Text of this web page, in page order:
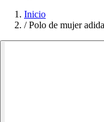
Inicio
/ Polo de mujer